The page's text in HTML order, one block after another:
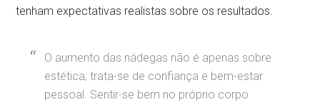
tenham expectativas realistas sobre os resultados.
O aumento das nádegas não é apenas sobre
estética; trata-se de confiança e bem-estar
pessoal. Sentir-se bem no próprio corpo